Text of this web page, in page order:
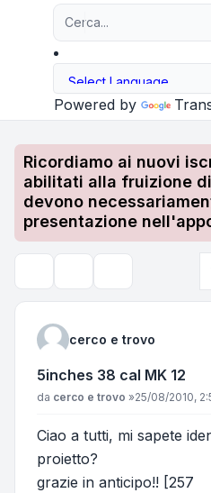
Powered by
Ricordiamo ai nuovi
abilitati alla fruizione
devono
presentazione
cerco e trovo
5inches 38 cal MK 12
Messaggio
da cerco e trovo »25/08/2010,
Ciao a tutti, mi sapete
proietto?
grazie in anticipo!! [257